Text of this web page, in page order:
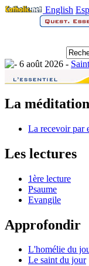
English
6 août 2026 -
La méditation
La recevoir par
Les lectures
1ère lecture
Psaume
Evangile
Approfondir
L'homélie du
Le saint du jour